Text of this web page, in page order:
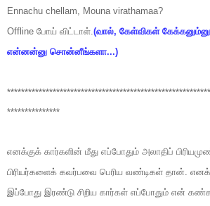
Ennachu chellam, Mouna virathamaa?
Offline போய் விட்டாள். (வால், கேள்விகள்
என்னன்னு சொன்னீங்களா...)
***************
எனக்குக் கார்களின் மீது எப்போதும் அலாதிப்
பிரியர்களைக் கவர்பவை பெரிய வண்டிகள் தான்.
இப்போது இரண்டு சிறிய கார்கள் எப்போதும் என்